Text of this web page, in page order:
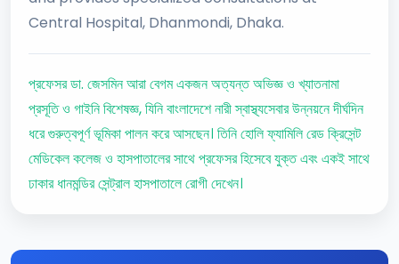
Central Hospital, Dhanmondi, Dhaka.
প্রফেসর ডা. জেসমিন আরা বেগম একজন অত্যন্ত অভিজ্ঞ ও খ্যাতনামা
প্রসূতি ও গাইনি বিশেষজ্ঞ, যিনি বাংলাদেশে নারী স্বাস্থ্যসেবার উন্নয়নে দীর্ঘদিন
ধরে গুরুত্বপূর্ণ ভূমিকা পালন করে আসছেন। তিনি হোলি ফ্যামিলি রেড ক্রিসেন্ট
মেডিকেল কলেজ ও হাসপাতালের সাথে প্রফেসর হিসেবে যুক্ত এবং একই সাথে
ঢাকার ধানমন্ডির সেন্ট্রাল হাসপাতালে রোগী দেখেন।